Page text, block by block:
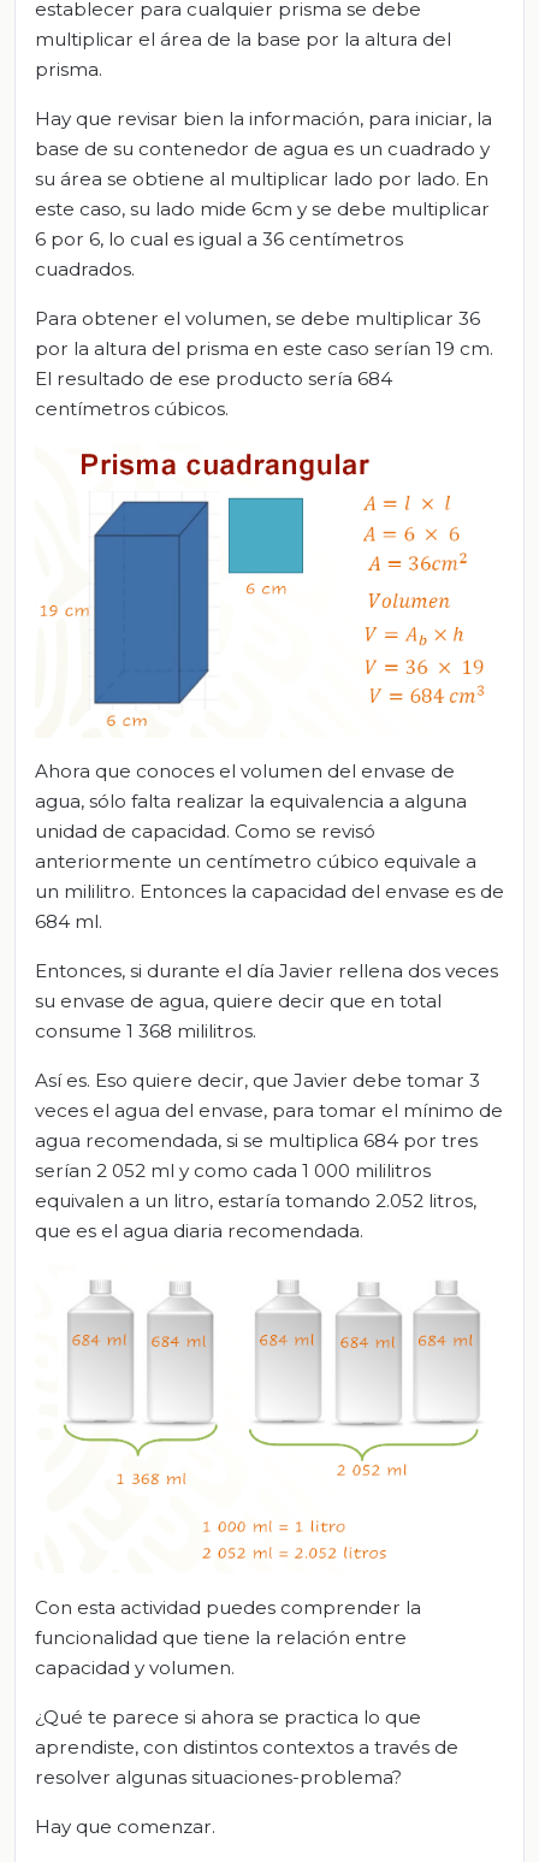
establecer para cualquier prisma se debe
multiplicar el área de la base por la altura del
prisma.
Hay que revisar bien la información, para iniciar, la
base de su contenedor de agua es un cuadrado y
su área se obtiene al multiplicar lado por lado. En
este caso, su lado mide 6cm y se debe multiplicar
6 por 6, lo cual es igual a 36 centímetros
cuadrados.
Para obtener el volumen, se debe multiplicar 36
por la altura del prisma en este caso serían 19 cm.
El resultado de ese producto sería 684
centímetros cúbicos.
Ahora que conoces el volumen del envase de
agua, sólo falta realizar la equivalencia a alguna
unidad de capacidad. Como se revisó
anteriormente un centímetro cúbico equivale a
un mililitro. Entonces la capacidad del envase es de
684 ml.
Entonces, si durante el día Javier rellena dos veces
su envase de agua, quiere decir que en total
consume 1 368 mililitros.
Así es. Eso quiere decir, que Javier debe tomar 3
veces el agua del envase, para tomar el mínimo de
agua recomendada, si se multiplica 684 por tres
serían 2 052 ml y como cada 1 000 mililitros
equivalen a un litro, estaría tomando 2.052 litros,
que es el agua diaria recomendada.
Con esta actividad puedes comprender la
funcionalidad que tiene la relación entre
capacidad y volumen.
¿Qué te parece si ahora se practica lo que
aprendiste, con distintos contextos a través de
resolver algunas situaciones-problema?
Hay que comenzar.